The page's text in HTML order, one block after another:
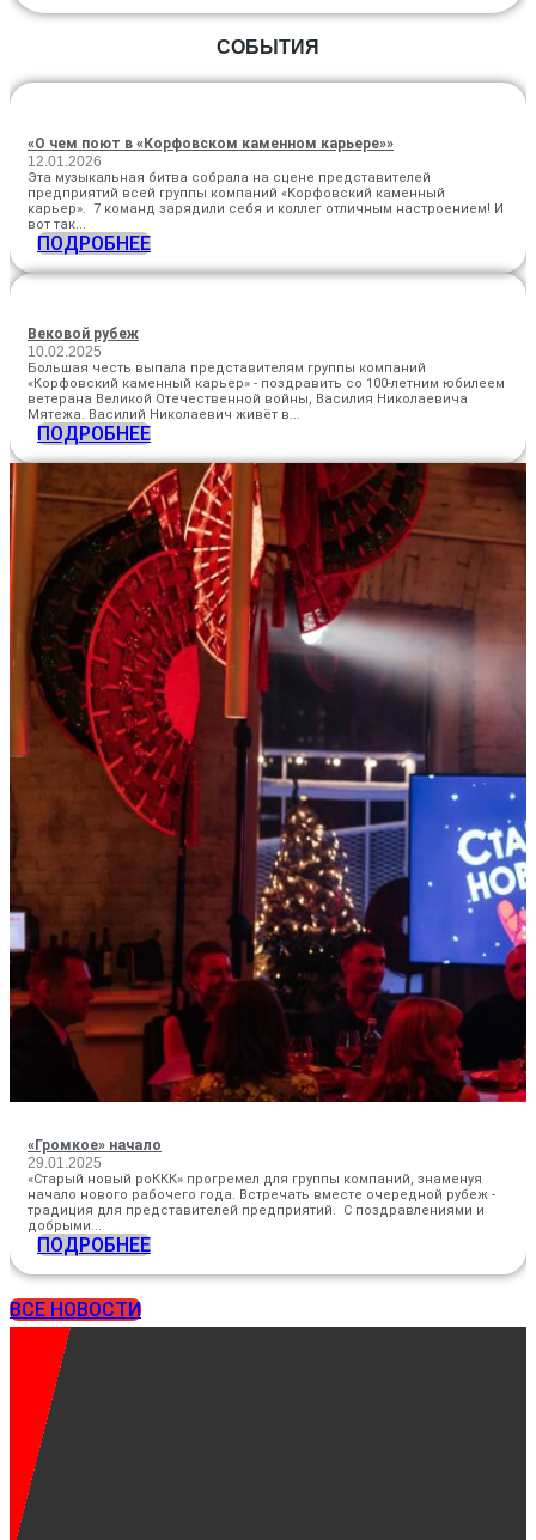
СОБЫТИЯ
«О чем поют в «Корфовском каменном карьере»»
12.01.2026
Эта музыкальная битва собрала на сцене представителей
предприятий всей группы компаний «Корфовский каменный
карьер». 7 команд зарядили себя и коллег отличным настроением! И
вот так...
ПОДРОБНЕЕ
Вековой рубеж
10.02.2025
Большая честь выпала представителям группы компаний
«Корфовский каменный карьер» - поздравить со 100-летним юбилеем
ветерана Великой Отечественной войны, Василия Николаевича
Мятежа. Василий Николаевич живёт в...
ПОДРОБНЕЕ
«Громкое» начало
29.01.2025
«Старый новый роККК» прогремел для группы компаний, знаменуя
начало нового рабочего года. Встречать вместе очередной рубеж -
традиция для представителей предприятий. С поздравлениями и
добрыми...
ПОДРОБНЕЕ
ВСЕ НОВОСТИ